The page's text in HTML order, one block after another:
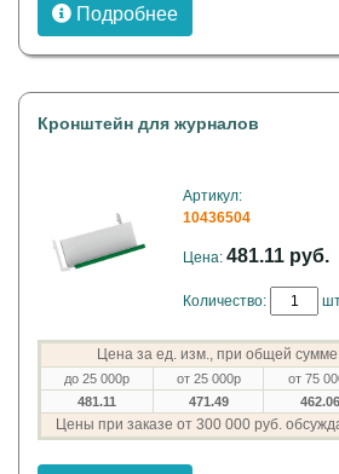
Подробнее
Кронштейн для журналов
Артикул:
10436504
Цена: 481.11 руб.
Количество:
Цена за ед. изм., при общей сумме
до 25 000р от 25 000р от 75
481.11
471.49 462.06
Цены при заказе от 300 000 руб.